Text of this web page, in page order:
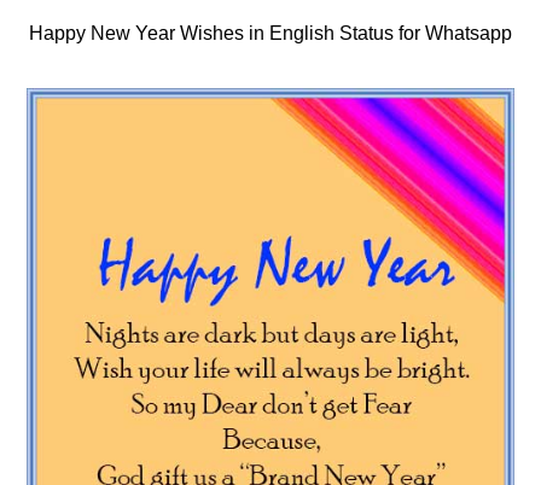
Happy New Year Wishes in English Status for Whatsapp